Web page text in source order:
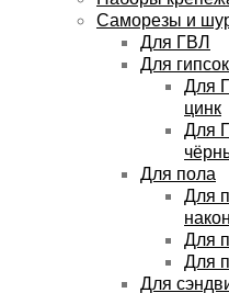
Саморезы и
Для ГВЛ
Для
Для
цинк
Для
Для пола
Для
Для
Для
Для